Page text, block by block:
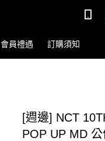
會員禮遇 訂購須知
[週邊] NCT
POP UP MD 公